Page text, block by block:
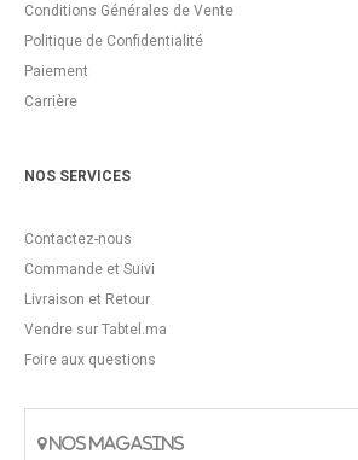
Conditions Générales de Vente
Politique de Confidentialité
Paiement
Carrière
NOS SERVICES
Contactez-nous
Commande et Suivi
Livraison et Retour
Vendre sur Tabtel.ma
Foire aux questions
NOS MAGASINS